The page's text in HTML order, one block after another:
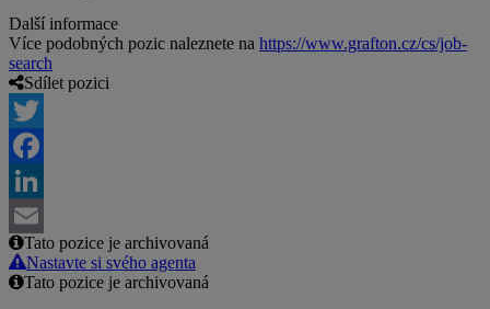
Další informace
Více podobných pozic naleznete na https://www.grafton.cz/cs/job-
search
Sdílet pozici
Twitter
Facebook
LinkedIn
Email
Tato pozice je archivovaná
Nastavte si svého agenta
Tato pozice je archivovaná